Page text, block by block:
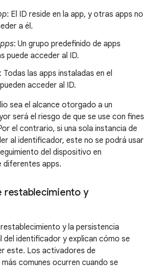
: El ID reside en la app, y otras apps no
a él.
: Un grupo predefinido de apps
puede acceder al ID.
: Todas las apps instaladas en el
acceder al ID.
sea el alcance otorgado a un
será el riesgo de que se use con fines
el contrario, si una sola instancia de
al identificador, este no se podrá usar
del dispositivo en
diferentes apps.
restablecimiento y
y la persistencia
del identificador y explican cómo se
este. Los activadores de
comunes ocurren cuando se